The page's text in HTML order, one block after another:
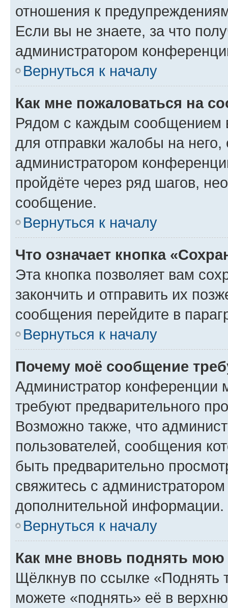
отношения к
Если вы не знаете, за что
администратором
Вернуться к началу
Как мне пожаловаться на
Рядом с каждым сообщением
для отправки жалобы на
администратором
пройдёте через ряд шагов,
сообщение.
Вернуться к началу
Что означает кнопка
Эта кнопка позволяет вам
закончить и отправить их
сообщения перейдите в
Вернуться к началу
Почему моё сообщение
Администратор конференции
требуют предварительного
Возможно также, что
пользователей, сообщения
быть предварительно
свяжитесь с
дополнительной информации.
Вернуться к началу
Как мне вновь поднять мою
Щёлкнув по ссылке «Поднять
можете «поднять» её в